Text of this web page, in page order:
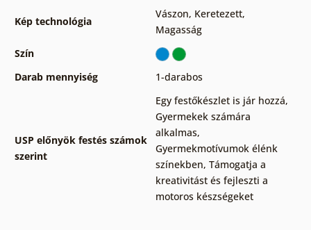
Kép technológia
Vászon, Keretezett,
Magasság
Szín
Darab mennyiség
1-darabos
USP előnyök festés számok
szerint
Egy festőkészlet is jár hozzá,
Gyermekek számára
alkalmas,
Gyermekmotívumok élénk
színekben, Támogatja a
kreativitást és fejleszti a
motoros készségeket